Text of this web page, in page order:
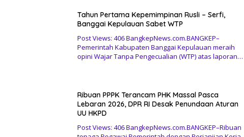
Tahun Pertama Kepemimpinan Rusli – Serfi,
Banggai Kepulauan Sabet WTP
Post Views: 406 BangkepNews.com.BANGKEP–
Pemerintah Kabupaten Banggai Kepulauan meraih
opini Wajar Tanpa Pengecualian (WTP) atas laporan…
Ribuan PPPK Terancam PHK Massal Pasca
Lebaran 2026, DPR RI Desak Penundaan Aturan
UU HKPD
Post Views: 406 BangkepNews.com.BANGKEP–Ribuan